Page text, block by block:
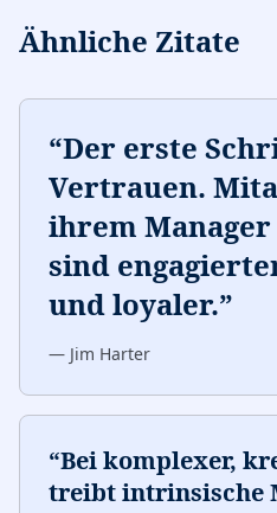
Ähnliche Zitate
“Der erste
Vertrauen.
ihrem
sind
und loyaler.”
— Jim Harter
“Bei komplexer,
treibt intrinsische